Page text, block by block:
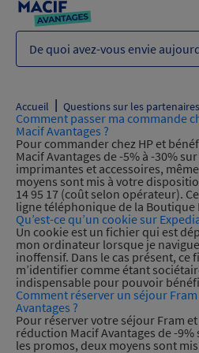
De quoi avez-vous envie
Accueil | Questions sur les partenaires
Comment passer ma commande
Macif Avantages ?
Pour commander chez HP et
Macif Avantages de -5% à -30%
imprimantes et accessoires,
moyens sont mis à votre
14 95 17 (coût selon opérateur).
ligne téléphonique de la Boutique
Qu’est-ce qu’un cookie sur
Un cookie est un fichier qui est
mon ordinateur lorsque je
inoffensif. Dans le cas présent, ce
m’identifier comme étant
indispensable pour pouvoir
Comment réserver un séjour
Avantages ?
Pour réserver votre séjour Fram
réduction Macif Avantages de -
les promos, deux moyens sont